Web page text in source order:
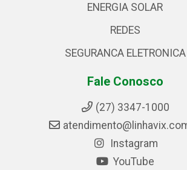
ENERGIA SOLAR
REDES
SEGURANCA ELETRONICA
Fale Conosco
(27) 3347-1000
Instagram
YouTube